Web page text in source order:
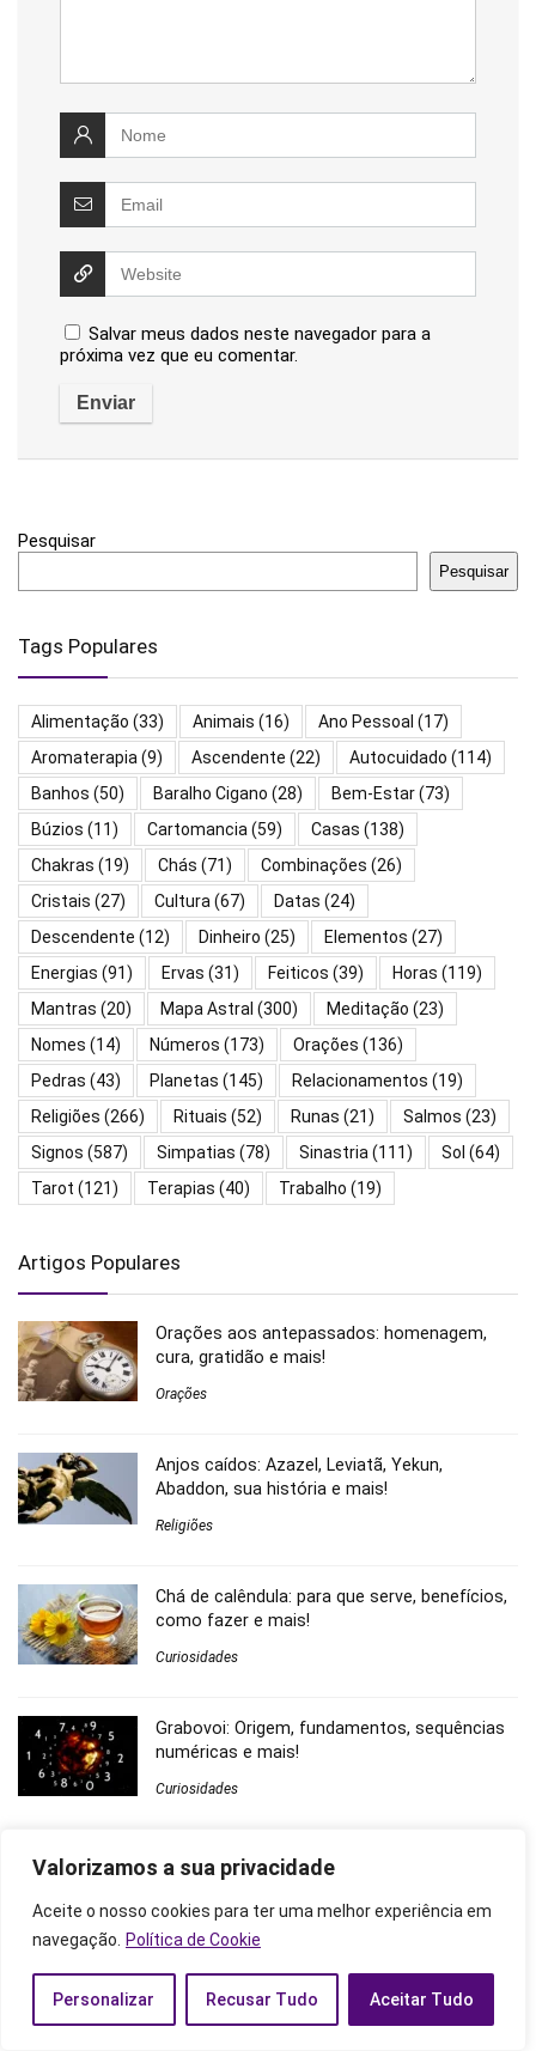
Valorizamos a sua privacidade
Aceite o nosso cookies para ter uma melhor experiência em
navegação.
Política de Cookie
Personalizar Recusar Tudo Aceitar Tudo
Salvar meus dados neste navegador para a
próxima vez que eu comentar.
Pesquisar
Pesquisar
Tags Populares
Alimentação (33) Animais (16) Ano Pessoal (17)
Aromaterapia(9) Ascendente (22) Autocuidado (114)
Banhos (50) Baralho Cigano (28) Bem-Estar(73)
Búzios (11) Cartomancia(59) Casas (138)
Chakras (19) Chás (71) Combinações (26)
Cristais (27) Cultura(67) Datas (24)
Descendente (12) Dinheiro (25) Elementos (27)
Energias (91) Ervas (31) Feiticos (39) Horas (119)
Mantras (20) Mapa Astral (300) Meditação (23)
Nomes (14) Números (173) Orações (136)
Pedras (43) Planetas (145) Relacionamentos (19)
Religiões (266) Rituais (52) Runas (21) Salmos (23)
Signos (587) Simpatias (78) Sinastria(111) Sol (64)
Tarot (121) Terapias (40) Trabalho (19)
Artigos Populares
Orações aos antepassados: homenagem,
cura, gratidão e mais!
Orações
Anjos caídos: Azazel, Leviatã, Yekun,
Abaddon, sua história e mais!
Religiões
Chá de calêndula: para que serve, benefícios,
como fazer e mais!
Curiosidades
Grabovoi: Origem, fundamentos, sequências
numéricas e mais!
Curiosidades
Amuletos de proteção: Conheça os amuletos
de cada signo e outros mais!
Curiosidades
Comentários